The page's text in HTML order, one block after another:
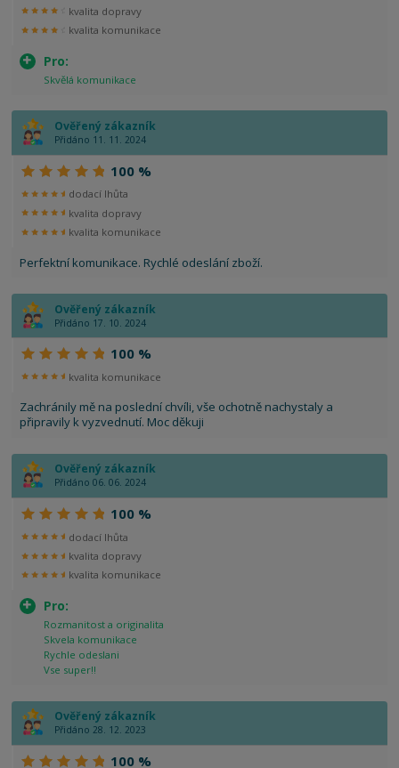
Pro:
Skvělá komunikace
kvalita dopravy
kvalita komunikace
Ověřený zákazník
Přidáno 11. 11. 2024
Perfektní komunikace. Rychlé odeslání zboží.
100 %
dodací lhůta
kvalita dopravy
kvalita komunikace
Ověřený zákazník
Přidáno 17. 10. 2024
Zachránily mě na poslední chvíli, vše ochotně nachystaly a
připravily k vyzvednutí. Moc děkuji
100 %
kvalita komunikace
Ověřený zákazník
Přidáno 06. 06. 2024
Pro:
Rozmanitost a originalita
Skvela komunikace
Rychle odeslani
Vse super!!
100 %
dodací lhůta
kvalita dopravy
kvalita komunikace
Ověřený zákazník
Přidáno 28. 12. 2023
100 %